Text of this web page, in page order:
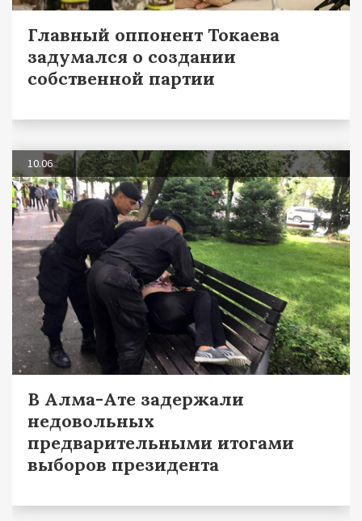
Главный оппонент Токаева
задумался о создании
собственной партии
10.06
В Алма-Ате задержали
недовольных
предварительными итогами
выборов президента